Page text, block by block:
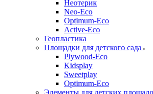
Неотерик
Neo-Eco
Оptimum-Еco
Active-Eco
Геопластика
Площадки для детского сада
Plywood-Eco
Kidsplay
Sweetplay
Оptimum-Еco
Элементы для детских